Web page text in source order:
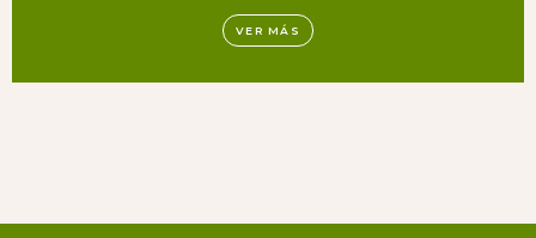
VER MÁS